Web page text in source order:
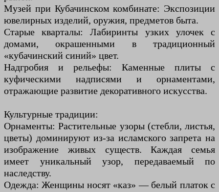
Музей при Кубачинском комбинате: Экспозиции
ювелирных изделий, оружия, предметов быта.
Старые кварталы: Лабиринты узких улочек с
домами, окрашенными в традиционный
«кубачинский синий» цвет.
Надгробия и рельефы: Каменные плиты с
куфическими надписями и орнаментами,
отражающие развитие декоративного искусства.
Культурные традиции:
Орнаменты: Растительные узоры (стебли, листья,
цветы) доминируют из-за исламского запрета на
изображение живых существ. Каждая семья
имеет уникальный узор, передаваемый по
наследству.
Одежда: Женщины носят «каз» — белый платок с